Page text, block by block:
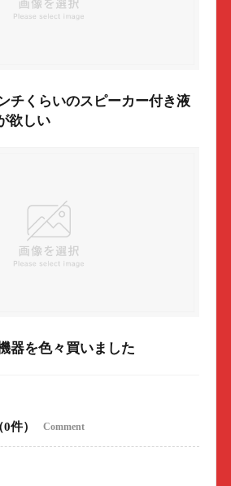
チくらいのスピーカー付き液
欲しい
器を色々買いました
0件） Comment